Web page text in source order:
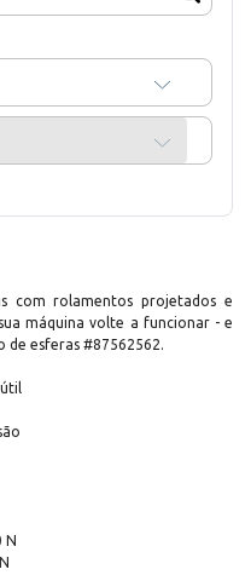
com rolamentos projetados e
máquina volte a funcionar - e
esferas #87562562.
N